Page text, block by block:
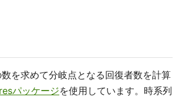
を求めて分岐点となる回復者数を計算
パッケージを使用しています。時系列